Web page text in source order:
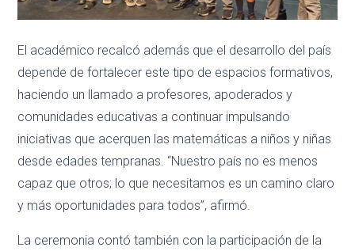
El académico recalcó además que el desarrollo del país
depende de fortalecer este tipo de espacios formativos,
haciendo un llamado a profesores, apoderados y
comunidades educativas a continuar impulsando
iniciativas que acerquen las matemáticas a niños y niñas
desde edades tempranas. “Nuestro país no es menos
capaz que otros; lo que necesitamos es un camino claro
y más oportunidades para todos”, afirmó.
La ceremonia contó también con la participación de la